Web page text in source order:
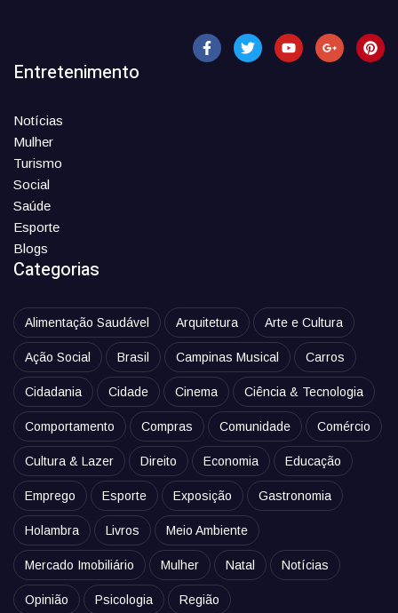
Entretenimento
Notícias
Mulher
Turismo
Social
Saúde
Esporte
Blogs
Categorias
Alimentação Saudável Arquitetura Arte e Cultura
Ação Social Brasil Campinas Musical Carros
Cidadania Cidade Cinema Ciência & Tecnologia
Comportamento Compras Comunidade Comércio
Cultura & Lazer Direito Economia Educação
Emprego Esporte Exposição Gastronomia
Holambra Livros Meio Ambiente
Mercado Imobiliário Mulher Natal Notícias
Opinião Psicologia Região